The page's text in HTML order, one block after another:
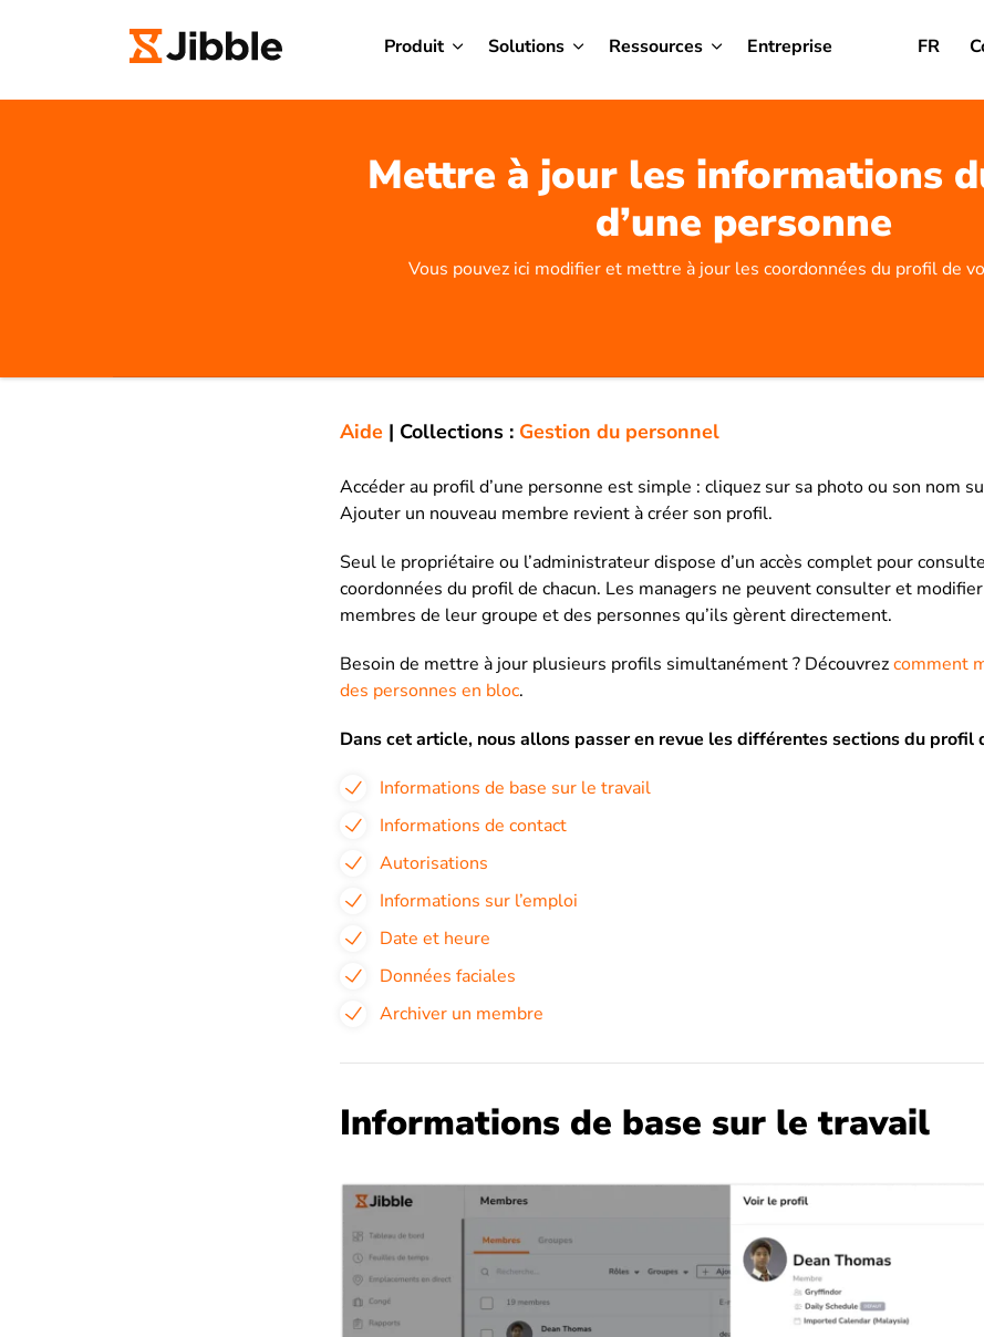
Produit Solutions Ressources Entreprise FR
Mettre à jour les informations
d’une personne
Vous pouvez ici modifier et mettre à jour les coordonnées du profil de
Aide | Collections : Gestion du personnel
Accéder au profil d’une personne est simple : cliquez sur sa photo ou son nom
Ajouter un nouveau membre revient à créer son profil.
Seul le propriétaire ou l’administrateur dispose d’un accès complet pour
coordonnées du profil de chacun. Les managers ne peuvent consulter et
membres de leur groupe et des personnes qu’ils gèrent directement.
Besoin de mettre à jour plusieurs profils simultanément ? Découvrezcomment
des personnes en bloc.
Dans cet article, nous allons passer en revue les différentes sections du profil
Informations de base sur le travail
Informations de contact
Autorisations
Informations sur l’emploi
Date et heure
Données faciales
Archiver un membre
Informations de base sur le travail